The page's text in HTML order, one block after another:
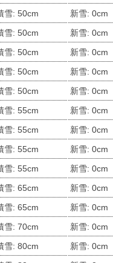
雪: 50cm
新雪: 0cm
雪: 50cm
新雪: 0cm
雪: 50cm
新雪: 0cm
雪: 50cm
新雪: 0cm
雪: 50cm
新雪: 0cm
雪: 55cm
新雪: 0cm
雪: 55cm
新雪: 0cm
雪: 55cm
新雪: 0cm
雪: 55cm
新雪: 0cm
雪: 65cm
新雪: 0cm
雪: 65cm
新雪: 0cm
雪: 70cm
新雪: 0cm
雪: 80cm
新雪: 0cm